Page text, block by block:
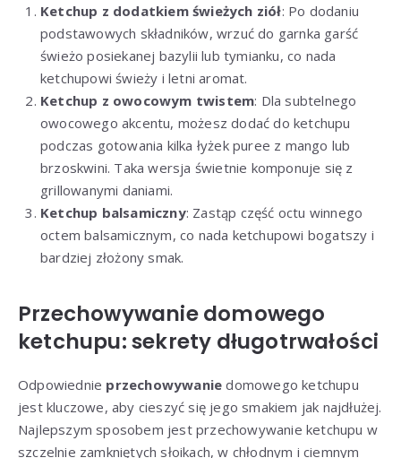
Ketchup z dodatkiem świeżych ziół: Po dodaniu
podstawowych składników, wrzuć do garnka garść
świeżo posiekanej bazylii lub tymianku, co nada
ketchupowi świeży i letni aromat.
Ketchup z owocowym twistem: Dla subtelnego
owocowego akcentu, możesz dodać do ketchupu
podczas gotowania kilka łyżek puree z mango lub
brzoskwini. Taka wersja świetnie komponuje się z
grillowanymi daniami.
Ketchup balsamiczny: Zastąp część octu winnego
octem balsamicznym, co nada ketchupowi bogatszy i
bardziej złożony smak.
Przechowywanie domowego
ketchupu: sekrety długotrwałości
Odpowiednie przechowywanie domowego ketchupu
jest kluczowe, aby cieszyć się jego smakiem jak najdłużej.
Najlepszym sposobem jest przechowywanie ketchupu w
szczelnie zamkniętych słoikach, w chłodnym i ciemnym